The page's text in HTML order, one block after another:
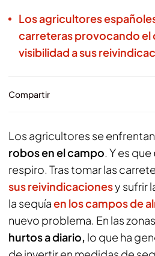
Los agricultores
carreteras provocando el
visibilidad a sus
Compartir
Los agricultores se
robos en el campo. Y es
respiro. Tras tomar las
sus reivindicacionesy sufrir
la sequíaen los campos de
nuevo problema. En las
hurtos a diario, lo que ha